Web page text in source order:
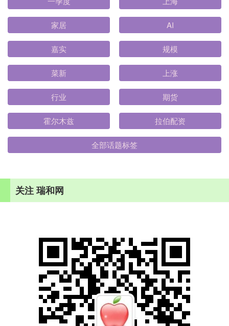
家居 AI
嘉实 规模
菜新 上涨
行业 期货
霍尔木兹 拉伯配资
全部话题标签
关注 瑞和网